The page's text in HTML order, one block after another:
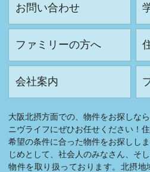
お問い合わせ
ファミリーの方へ
会社案内
大阪北摂方面での、物件をお探しな
ニヴライフにぜひお任せください！
希望の条件に合った物件をお探しし
じめとして、社会人のみなさん、そ
物件を取り扱っております。北摂地